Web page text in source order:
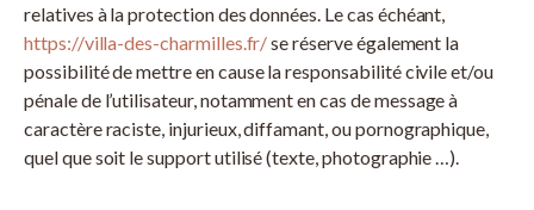
relatives à la protection des données. Le cas échéant,
https://villa-des-charmilles.fr/se réserve également la
possibilité de mettre en cause la responsabilité civile et/ou
pénale de l’utilisateur, notamment en cas de message à
caractère raciste, injurieux, diffamant, ou pornographique,
quel que soit le support utilisé (texte, photographie …).